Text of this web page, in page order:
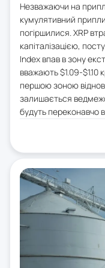
Незважаючи на
кумулятивний
погіршилися. XRP
капіталізацією,
Index впав в зону
вважають $1.09-$1.10
першою зоною
залишається
будуть переконавчо